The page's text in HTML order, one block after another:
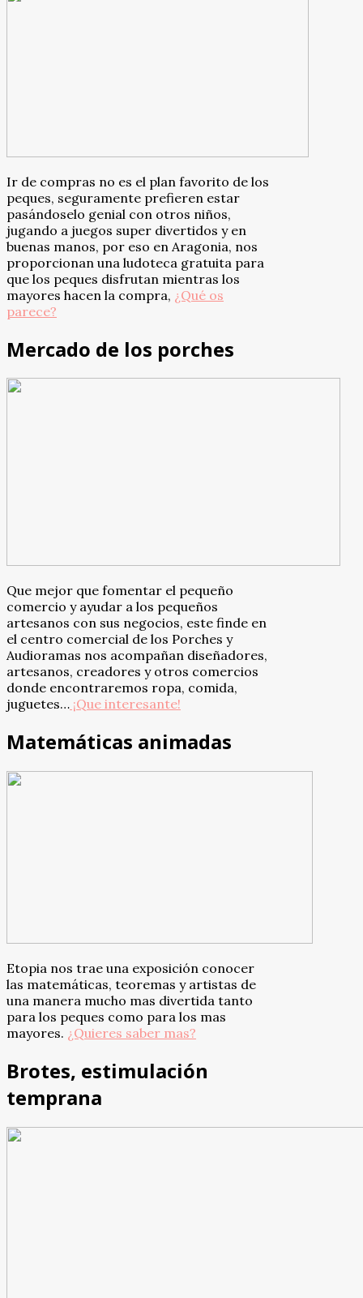
Ir de compras no es el plan favorito de los
peques, seguramente prefieren estar
pasándoselo genial con otros niños,
jugando a juegos super divertidos y en
buenas manos, por eso en Aragonia, nos
proporcionan una ludoteca gratuita para
que los peques disfrutan mientras los
mayores hacen la compra, ¿Qué os
parece?
Mercado de los porches
Que mejor que fomentar el pequeño
comercio y ayudar a los pequeños
artesanos con sus negocios, este finde en
el centro comercial de los Porches y
Audioramas nos acompañan diseñadores,
artesanos, creadores y otros comercios
donde encontraremos ropa, comida,
juguetes… ¡Que interesante!
Matemáticas animadas
Etopia nos trae una exposición conocer
las matemáticas, teoremas y artistas de
una manera mucho mas divertida tanto
para los peques como para los mas
mayores. ¿Quieres saber mas?
Brotes, estimulación
temprana